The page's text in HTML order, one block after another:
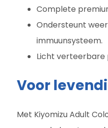
Complete
Ondersteunt
immuunsysteem.
Licht verteerbare
Voor
Met Kiyomizu Adult